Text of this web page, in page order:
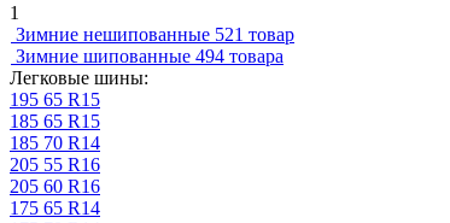
1
Зимние нешипованные 521 товар
Зимние шипованные 494 товара
Легковые шины:
195 65 R15
185 65 R15
185 70 R14
205 55 R16
205 60 R16
175 65 R14